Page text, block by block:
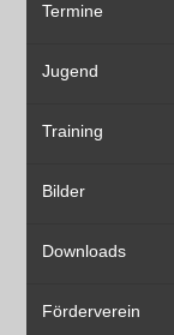
Termine
Jugend
Training
Bilder
Downloads
Förderverein